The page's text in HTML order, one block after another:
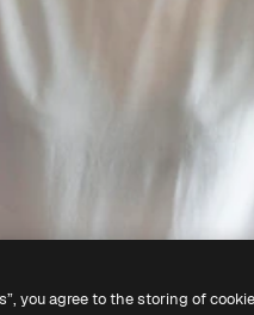
you agree to the storing of